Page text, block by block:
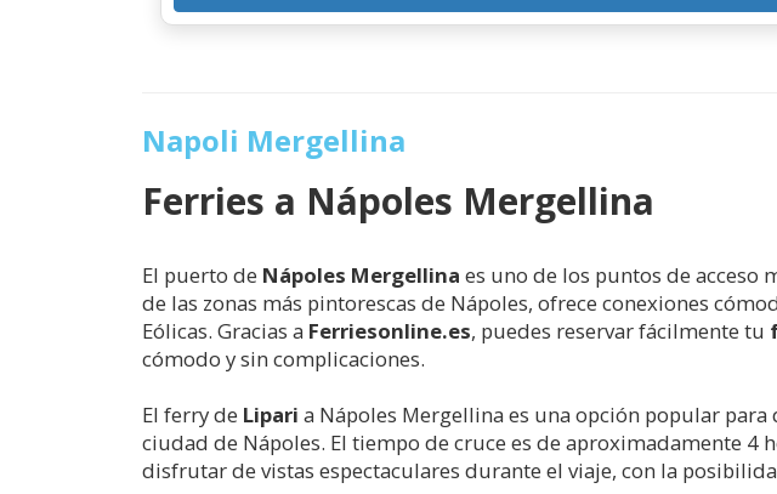
Napoli Mergellina
Ferries a Nápoles Mergellina
El puerto de Nápoles Mergellina es uno de los puntos de acceso
de las zonas más pintorescas de Nápoles, ofrece conexiones
Eólicas. Gracias a Ferriesonline.es, puedes reservar fácilmente tu
cómodo y sin complicaciones.
El ferry de Lipari a Nápoles Mergellina es una opción popular
ciudad de Nápoles. El tiempo de cruce es de aproximadamente 4
disfrutar de vistas espectaculares durante el viaje, con la